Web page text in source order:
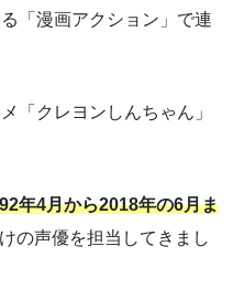
「漫画アクション」で連
「クレヨンしんちゃん」
年4月から2018年の6月ま
の声優を担当してきまし